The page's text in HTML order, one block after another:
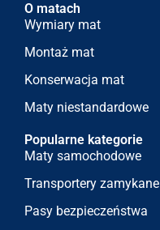
O matach
Wymiary mat
Montaż mat
Konserwacja mat
Maty niestandardowe
Popularne kategorie
Maty samochodowe
Transportery zamykane
Pasy bezpieczeństwa